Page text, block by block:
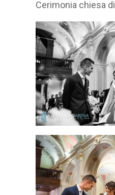
Cerimonia chiesa